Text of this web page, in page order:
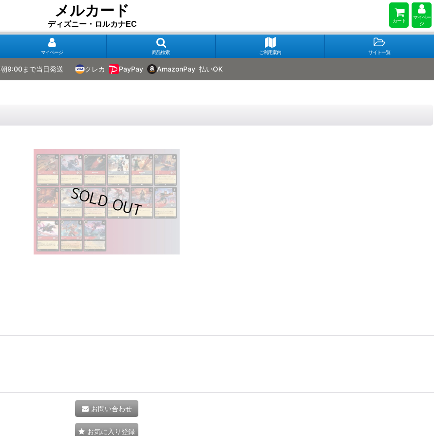
メルカード
ディズニー・ロルカナEC カート
マイペー
ジ
マイページ 商品検索 ご利用案内 サイト一覧
朝9:00まで当日発送 クレカ PayPay AmazonPay 払いOK
お問い合わせ
お気に入り登録